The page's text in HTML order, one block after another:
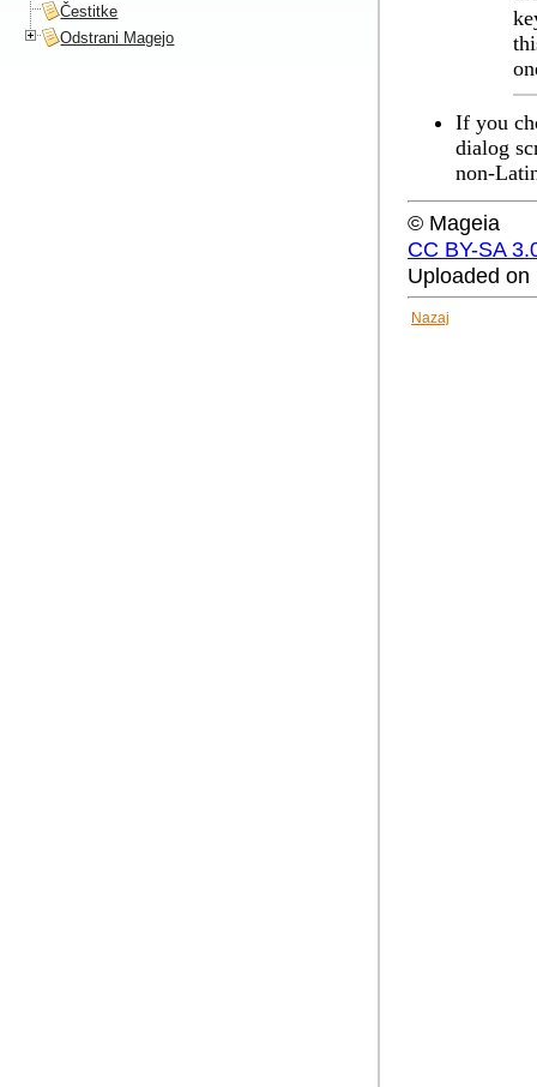
If you
dialog
non-
© Mageia
CC BY-SA
Uploaded
Nazaj
Čestitke
Odstrani Magejo